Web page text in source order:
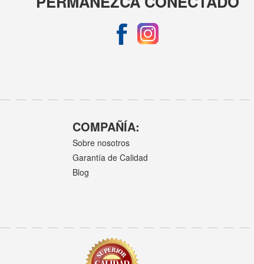
COMPAÑÍA:
Sobre nosotros
Garantía de Calidad
Blog